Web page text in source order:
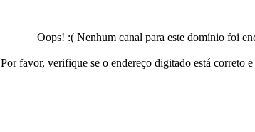
Oops! :( Nenhum canal para este domínio foi
Por favor, verifique se o endereço digitado está correto